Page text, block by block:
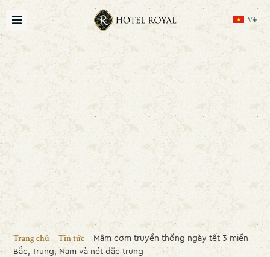
VI
Trang chủ -Tin tức - Mâm cơm truyền thống ngày tết 3 miền
Bắc, Trung, Nam và nét đặc trưng